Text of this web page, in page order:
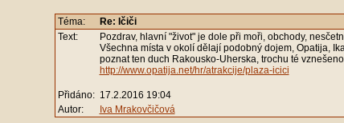
Téma:
Re: Ičiči
Text:
Pozdrav, hlavní "život" je dole při moři, obchody,
Všechna místa v okolí dělají podobný dojem, Opatija,
poznat ten duch Rakousko-Uherska, trochu té
http://www.opatija.net/hr/atrakcije/plaza-icici
Přidáno: 17.2.2016 19:04
Autor:
Iva Mrakovčičová